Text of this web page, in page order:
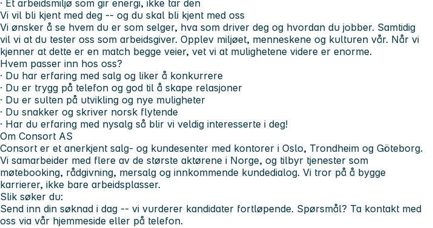
· Et arbeidsmiljø som gir energi, ikke tar den
Vi vil bli kjent med deg -- og du skal bli kjent med oss
Vi ønsker å se hvem du er som selger, hva som driver deg og hvordan du jobber. Samtidig
vil vi at du tester oss som arbeidsgiver. Opplev miljøet, menneskene og kulturen vår. Når vi
kjenner at dette er en match begge veier, vet vi at mulighetene videre er enorme.
Hvem passer inn hos oss?
· Du har erfaring med salg og liker å konkurrere
· Du er trygg på telefon og god til å skape relasjoner
· Du er sulten på utvikling og nye muligheter
· Du snakker og skriver norsk flytende
· Har du erfaring med nysalg så blir vi veldig interesserte i deg!
Om Consort AS
Consort er et anerkjent salg- og kundesenter med kontorer i Oslo, Trondheim og Göteborg.
Vi samarbeider med flere av de største aktørene i Norge, og tilbyr tjenester som
møtebooking, rådgivning, mersalg og innkommende kundedialog. Vi tror på å bygge
karrierer, ikke bare arbeidsplasser.
Slik søker du:
Send inn din søknad i dag -- vi vurderer kandidater fortløpende. Spørsmål? Ta kontakt med
oss via vår hjemmeside eller på telefon.